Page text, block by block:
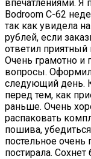
впечатлениями. Я
Bodroom C-62
так как увидела
рублей, если
ответил
Очень грамотно и
вопросы.
следующий день.
перед тем, как
раньше. Очень
распаковать
пошива,
постельное очень
постирала.